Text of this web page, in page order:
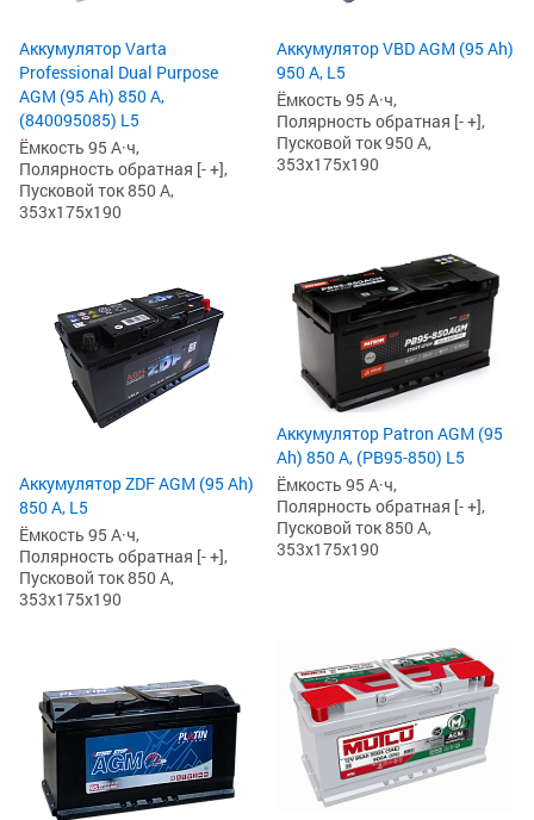
Аккумулятор Varta
Professional Dual Purpose
AGM (95 Ah) 850 А,
(840095085) L5
Ёмкость 95 А·ч,
Полярность обратная [- +],
Пусковой ток 850 А,
353x175x190
Аккумулятор VBD AGM (95 Ah)
950 А, L5
Ёмкость 95 А·ч,
Полярность обратная [- +],
Пусковой ток 950 А,
353x175x190
Аккумулятор ZDF AGM (95 Ah)
850 А, L5
Ёмкость 95 А·ч,
Полярность обратная [- +],
Пусковой ток 850 А,
353x175x190
Аккумулятор Patron AGM (95
Ah) 850 А, (PB95-850) L5
Ёмкость 95 А·ч,
Полярность обратная [- +],
Пусковой ток 850 А,
353x175x190